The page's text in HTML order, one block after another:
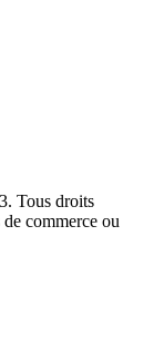
Tous droits
commerce ou